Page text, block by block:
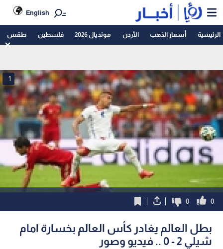
English
الرئيسية أسعار الذهب الأردن مونديال 2026 فلسطين طقس
1
0
0
بطل العالم يغادر كأس العالم بخسارة امام
شيلي 2 - 0 .. فيديو وصور